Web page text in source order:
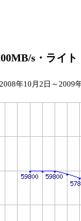
s・ライト
年10月2日～2009